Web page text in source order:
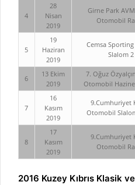
4
28
Nisan
2019
Girne Park
Otomobil
5
19
Haziran
2019
Cemsa
Slalom 2
6
13 Ekim
2019
7. Oğuz
Otomobil Hazine
7
16
Kasım
2019
9.Cumhuriyet
Otomobil Slalom
8
17
Kasım
2019
9.Cumhuriyet
Otomobil
2016 Kuzey Kıbrıs Klasik